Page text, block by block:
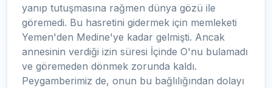
yanıp tutuşmasına rağmen dünya gözü ile
göremedi. Bu hasretini gidermek için memleketi
Yemen'den Medine'ye kadar gelmişti. Ancak
annesinin verdiği izin süresi İçinde O'nu bulamadı
ve göremeden dönmek zorunda kaldı.
Peygamberimiz de, onun bu bağlılığından dolayı